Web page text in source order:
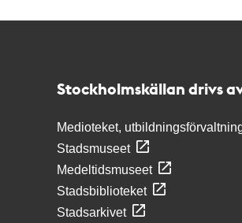
Stockholmskällan drivs
Medioteket,
Stadsmuseet
Medeltidsmuseet
Stadsbiblioteket
Stadsarkivet